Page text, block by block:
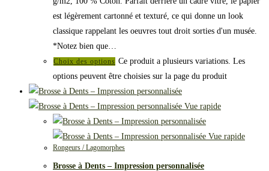
est légèrement cartonné et texturé, ce qui donne un look
classique rappelant les oeuvres tout droit sorties d'un musée.
*Notez bien que…
Choix des options Ce produit a plusieurs variations. Les
options peuvent être choisies sur la page du produit
Vue rapide
Vue rapide
Rongeurs / Lagomorphes
Brosse à Dents – Impression personnalisée